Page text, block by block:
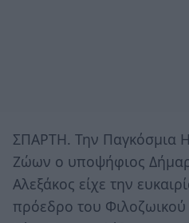
ΣΠΑΡΤΗ. Την Παγκόσμια
Ζώων ο υποψήφιος
Αλεξάκος είχε την
πρόεδρο του